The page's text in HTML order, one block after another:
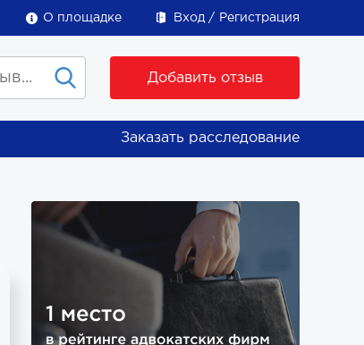
О площадке Вход Регистрация
Добавить отзыв
Заказать расследование